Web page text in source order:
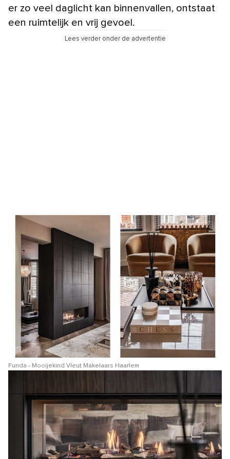
er zo veel daglicht kan binnenvallen, ontstaat
een ruimtelijk en vrij gevoel.
Lees verder onder de advertentie
Funda - Mooijekind Vleut Makelaars Haarlem